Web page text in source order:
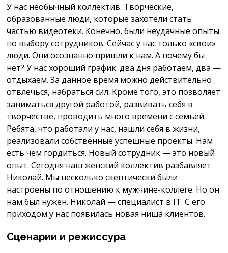
У нас необычный коллектив. Творческие,
образованные люди, которые захотели стать
частью видеотеки. Конечно, были неудачные опыты
по выбору сотрудников. Сейчас у нас только «свои»
люди. Они осознанно пришли к нам. А почему бы
нет? У нас хороший график: два дня работаем, два —
отдыхаем. За данное время можно действительно
отвлечься, набраться сил. Кроме того, это позволяет
заниматься другой работой, развивать себя в
творчестве, проводить много времени с семьей.
Ребята, что работали у нас, нашли себя в жизни,
реализовали собственные успешные проекты. Нам
есть чем гордиться. Новый сотрудник — это новый
опыт. Сегодня наш женский коллектив разбавляет
Николай. Мы несколько скептически были
настроены по отношению к мужчине-коллеге. Но он
нам был нужен. Николай — специалист в IT. С его
приходом у нас появилась новая ниша клиентов.
Сценарии и режиссура